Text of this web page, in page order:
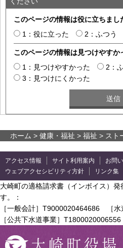
このページの情報は役に立ちまし
1：役に立った
2：ふつう
このページの情報は見つけやすか
1：見つけやすかった
2：
3：見つけにくかった
ホーム > 健康・福祉 > 福祉 > スト
アクセス情報 サイト利用案内
お問
ウェブアクセシビリティ方針
リンク集
大崎町の適格請求書（インボイス）
す。：
［一般会計］T9000020464686 ［
［公共下水道事業］T1800020006556